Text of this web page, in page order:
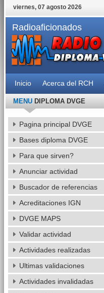
viernes, 07 agosto 2026
Radioaficionados
Inicio Acerca del RCH
MENUDIPLOMA DVGE
Pagina principal DVGE
Bases diploma DVGE
Para que sirven?
Anunciar actividad
Buscador de referencias
Acreditaciones IGN
DVGE MAPS
Validar actividad
Actividades realizadas
Ultimas validaciones
Actividades invalidadas